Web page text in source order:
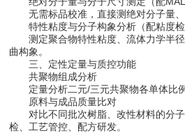
无需标品校准，直接测绝对分子量、
特性粘度与分子构象分析（配粘度检
测定聚合物特性粘度、流体力学半径
曲构象。
三、定性定量与质控功能
共聚物组成分析
定量分析二元/三元共聚物各单体比例
原料与成品质量比对
对比不同批次树脂、改性材料的分子
检、工艺管控、配方研发。